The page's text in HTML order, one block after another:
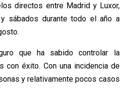
directos entre Madrid y Luxor,
sábados durante todo el año a
que ha sabido controlar la
con éxito. Con una incidencia de
y relativamente pocos casos